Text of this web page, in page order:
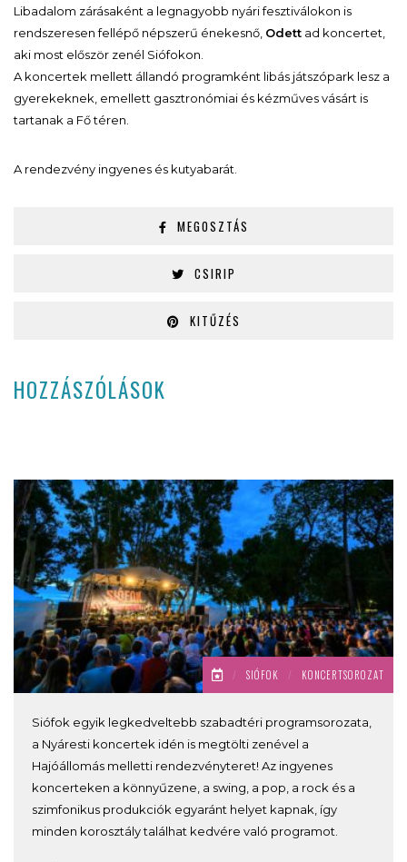
Libadalom zárásaként a legnagyobb nyári fesztiválokon is
rendszeresen fellépő népszerű énekesnő, Odett ad koncertet,
aki most először zenél Siófokon.
A koncertek mellett állandó programként libás játszópark lesz a
gyerekeknek, emellett gasztronómiai és kézműves vásárt is
tartanak a Fő téren.
A rendezvény ingyenes és kutyabarát.
MEGOSZTÁS
CSIRIP
KITŰZÉS
HOZZÁSZÓLÁSOK
/ SIÓFOK / KONCERTSOROZAT
Siófok egyik legkedveltebb szabadtéri programsorozata,
a Nyáresti koncertek idén is megtölti zenével a
Hajóállomás melletti rendezvényteret! Az ingyenes
koncerteken a könnyűzene, a swing, a pop, a rock és a
szimfonikus produkciók egyaránt helyet kapnak, így
minden korosztály találhat kedvére való programot.